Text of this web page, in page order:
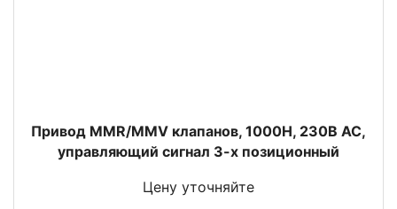
Привод MMR/MMV клапанов, 1000Н, 230В АС,
управляющий сигнал 3-х позиционный
Цену уточняйте